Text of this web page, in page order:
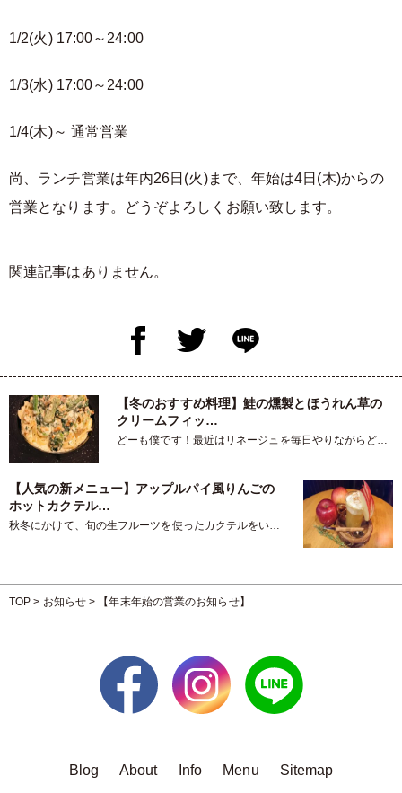
1/2(火) 17:00～24:00
1/3(水) 17:00～24:00
1/4(木)～ 通常営業
尚、ランチ営業は年内26日(火)まで、年始は4日(木)からの
営業となります。どうぞよろしくお願い致します。
関連記事はありません。
【冬のおすすめ料理】鮭の燻製とほうれん草の
クリームフィッ…
どーも僕です！最近はリネージュを毎日やりながらどう
【人気の新メニュー】アップルパイ風りんごの
ホットカクテル…
秋冬にかけて、旬の生フルーツを使ったカクテルをいろ
TOP > お知らせ > 【年末年始の営業のお知らせ】
Blog About Info Menu Sitemap